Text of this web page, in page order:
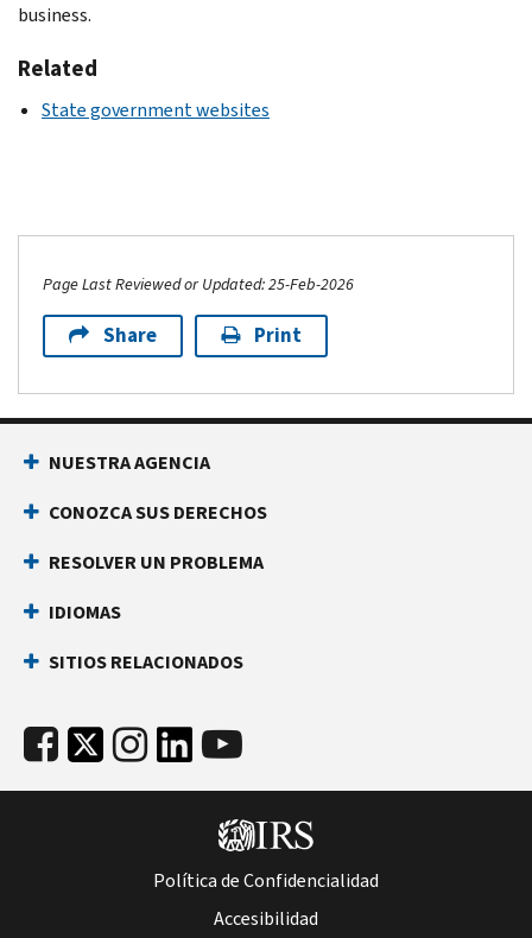
business.
Related
State government websites
Page Last Reviewed or Updated: 25-Feb-2026
Share Print
NUESTRA AGENCIA
CONOZCA SUS DERECHOS
RESOLVER UN PROBLEMA
IDIOMAS
SITIOS RELACIONADOS
Política de Confidencialidad
Accesibilidad